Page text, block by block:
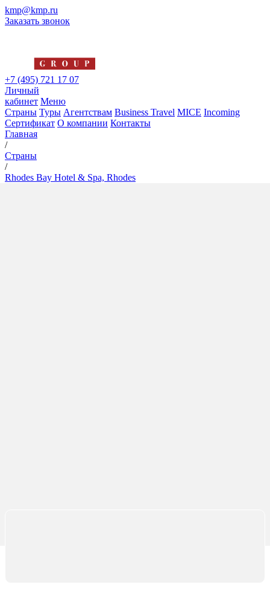
kmp@kmp.ru
Заказать звонок
+7 (495) 721 17 07
Личный
кабинет Меню
Страны Туры Агентствам Business Travel MICE Incoming
Сертификат О компании Контакты
Главная
/
Страны
/
Rhodes Bay Hotel & Spa, Rhodes